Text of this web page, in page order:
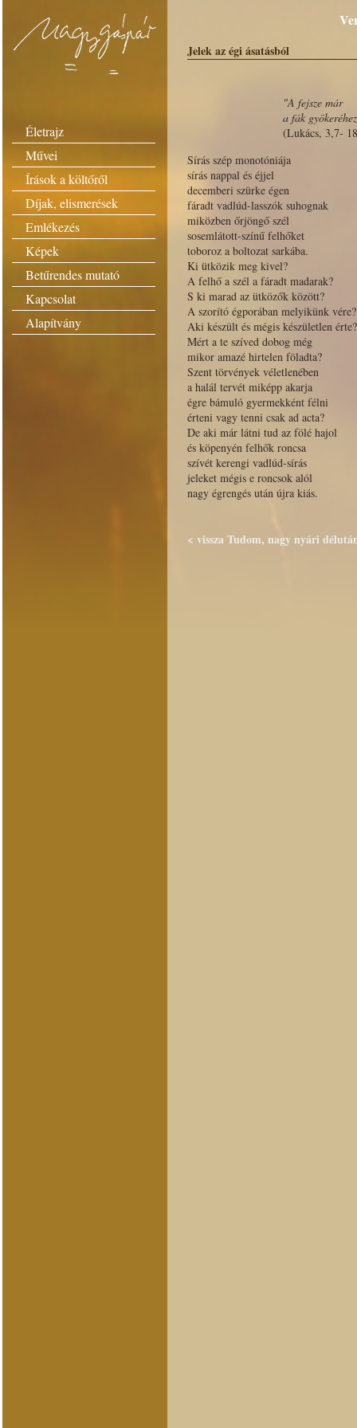
Életrajz
Művei
Írások a költőről
Díjak, elismerések
Emlékezés
Képek
Betűrendes mutató
Kapcsolat
Alapítvány
Jelek az égi ásatásból
"A fejsze már
a fák
(Lukács, 3,7-
Sírás szép monotóniája
sírás nappal és éjjel
decemberi szürke égen
fáradt vadlúd-lasszók suhognak
miközben őrjöngő szél
sosemlátott-színű felhőket
toboroz a boltozat sarkába.
Ki ütközik meg kivel?
A felhő a szél a fáradt madarak?
S ki marad az ütközők között?
A szorító égporában melyikünk vére?
Aki készült és mégis készületlen érte?
Mért a te szíved dobog még
mikor amazé hirtelen föladta?
Szent törvények véletlenében
a halál tervét miképp akarja
égre bámuló gyermekként félni
érteni vagy tenni csak ad acta?
De aki már látni tud az fölé hajol
és köpenyén felhők roncsa
szívét kerengi vadlúd-sírás
jeleket mégis e roncsok alól
nagy égrengés után újra kiás.
< vissza Tudom, nagy nyári